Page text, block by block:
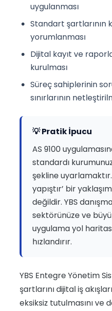
uygulanması
Standart şartlarının
yorumlanması
Dijital kayıt ve
kurulması
Süreç sahiplerinin
sınırlarının
💡 Pratik İpucu
AS 9100
standardı
şekline
yapıştır’ bir
değildir. YBS
sektörünüze ve
uygulama yol
hızlandırır.
YBS Entegre Yönetim
şartlarını dijital iş
eksiksiz tutulmasını ve